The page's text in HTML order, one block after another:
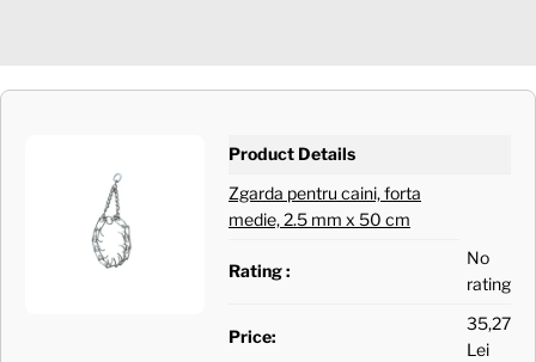
Product Details
Zgarda pentru caini, forta
medie, 2.5 mm x 50 cm
Rating :
No
rating
Price:
35,27
Lei